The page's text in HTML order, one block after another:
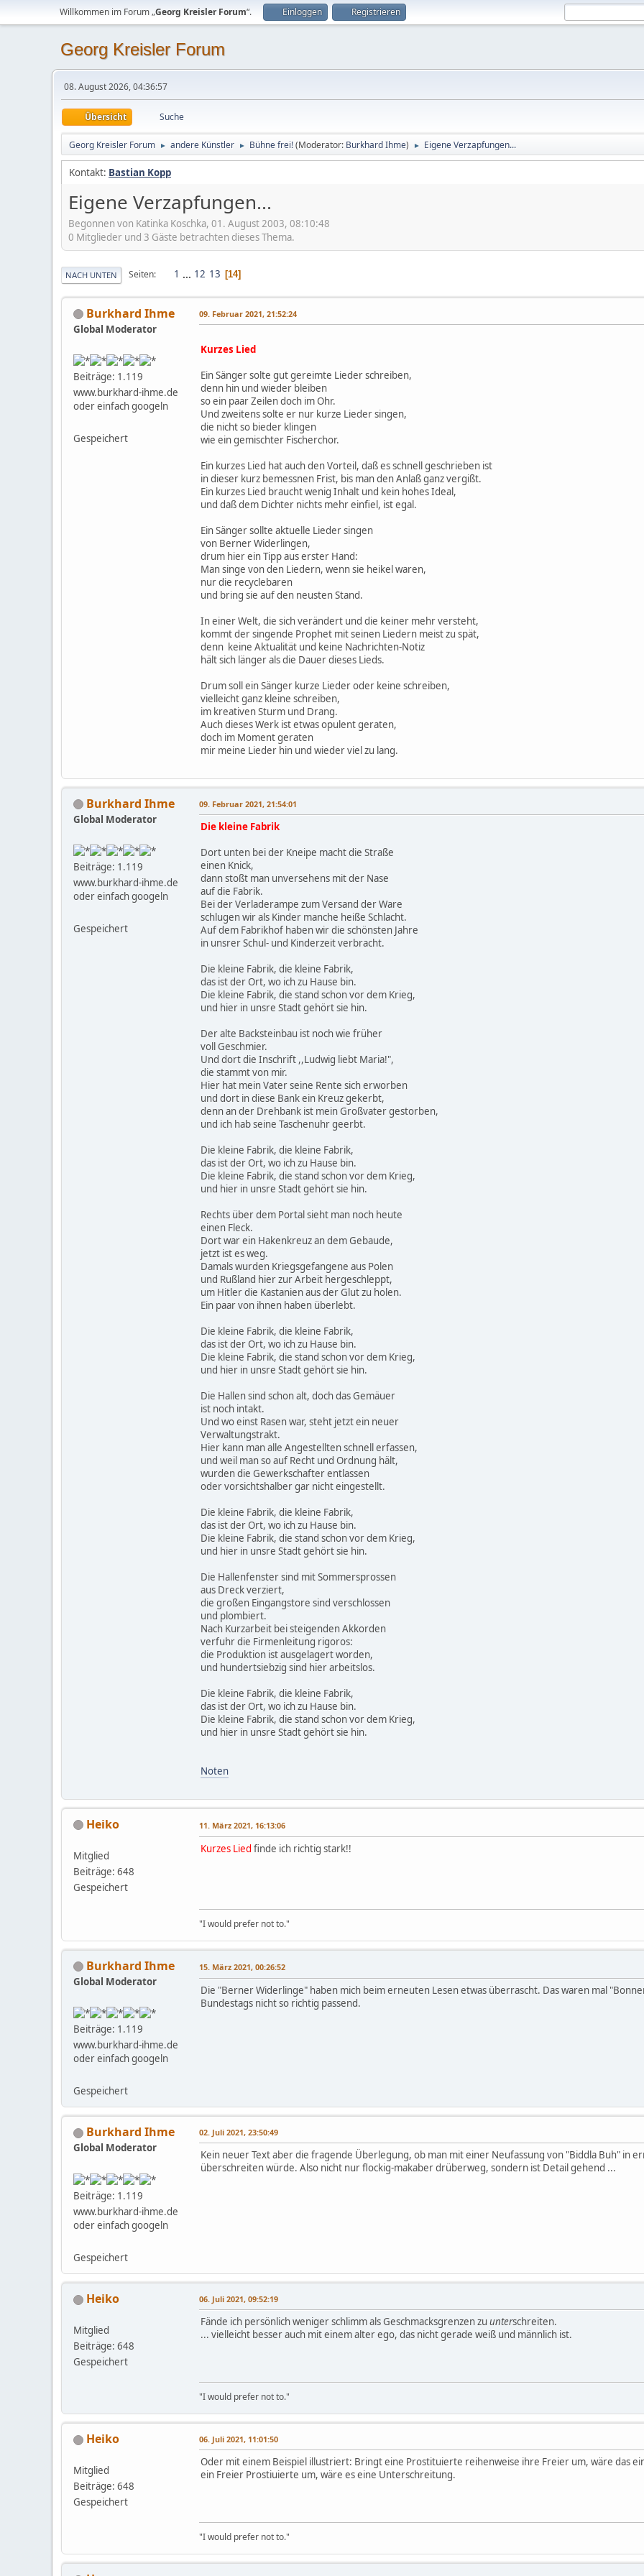
Willkommen im Forum „Georg Kreisler Forum“. Einloggen Registrieren
Georg Kreisler Forum
08. August 2026, 04:36:57
Übersicht Suche
Georg Kreisler Forum ► andere Künstler ► Bühne frei!(Moderator: Burkhard Ihme) ► Eigene Verzapfungen...
Kontakt: Bastian Kopp
Eigene Verzapfungen...
Begonnen von Katinka Koschka, 01. August 2003, 08:10:48
0 Mitglieder und 3 Gäste betrachten dieses Thema.
NACH UNTEN Seiten 1 ... 12 13 14
Burkhard Ihme
Global Moderator
Beiträge: 1.119
www.burkhard-ihme.de
oder einfach googeln
Gespeichert
09. Februar 2021, 21:52:24
Kurzes Lied
Ein Sänger solte gut gereimte Lieder schreiben,
denn hin und wieder bleiben
so ein paar Zeilen doch im Ohr.
Und zweitens solte er nur kurze Lieder singen,
die nicht so bieder klingen
wie ein gemischter Fischerchor.
Ein kurzes Lied hat auch den Vorteil, daß es schnell geschrieben ist
in dieser kurz bemessnen Frist, bis man den Anlaß ganz vergißt.
Ein kurzes Lied braucht wenig Inhalt und kein hohes Ideal,
und daß dem Dichter nichts mehr einfiel, ist egal.
Ein Sänger sollte aktuelle Lieder singen
von Berner Widerlingen,
drum hier ein Tipp aus erster Hand:
Man singe von den Liedern, wenn sie heikel waren,
nur die recyclebaren
und bring sie auf den neusten Stand.
In einer Welt, die sich verändert und die keiner mehr versteht,
kommt der singende Prophet mit seinen Liedern meist zu spät,
denn keine Aktualität und keine Nachrichten-Notiz
hält sich länger als die Dauer dieses Lieds.
Drum soll ein Sänger kurze Lieder oder keine schreiben,
vielleicht ganz kleine schreiben,
im kreativen Sturm und Drang.
Auch dieses Werk ist etwas opulent geraten,
doch im Moment geraten
mir meine Lieder hin und wieder viel zu lang.
Burkhard Ihme
Global Moderator
Beiträge: 1.119
www.burkhard-ihme.de
oder einfach googeln
Gespeichert
09. Februar 2021, 21:54:01
Die kleine Fabrik
Dort unten bei der Kneipe macht die Straße
einen Knick,
dann stoßt man unversehens mit der Nase
auf die Fabrik.
Bei der Verladerampe zum Versand der Ware
schlugen wir als Kinder manche heiße Schlacht.
Auf dem Fabrikhof haben wir die schönsten Jahre
in unsrer Schul- und Kinderzeit verbracht.
Die kleine Fabrik, die kleine Fabrik,
das ist der Ort, wo ich zu Hause bin.
Die kleine Fabrik, die stand schon vor dem Krieg,
und hier in unsre Stadt gehört sie hin.
Der alte Backsteinbau ist noch wie früher
voll Geschmier.
Und dort die Inschrift ,,Ludwig liebt Maria!",
die stammt von mir.
Hier hat mein Vater seine Rente sich erworben
und dort in diese Bank ein Kreuz gekerbt,
denn an der Drehbank ist mein Großvater gestorben,
und ich hab seine Taschenuhr geerbt.
Die kleine Fabrik, die kleine Fabrik,
das ist der Ort, wo ich zu Hause bin.
Die kleine Fabrik, die stand schon vor dem Krieg,
und hier in unsre Stadt gehört sie hin.
Rechts über dem Portal sieht man noch heute
einen Fleck.
Dort war ein Hakenkreuz an dem Gebaude,
jetzt ist es weg.
Damals wurden Kriegsgefangene aus Polen
und Rußland hier zur Arbeit hergeschleppt,
um Hitler die Kastanien aus der Glut zu holen.
Ein paar von ihnen haben überlebt.
Die kleine Fabrik, die kleine Fabrik,
das ist der Ort, wo ich zu Hause bin.
Die kleine Fabrik, die stand schon vor dem Krieg,
und hier in unsre Stadt gehört sie hin.
Die Hallen sind schon alt, doch das Gemäuer
ist noch intakt.
Und wo einst Rasen war, steht jetzt ein neuer
Verwaltungstrakt.
Hier kann man alle Angestellten schnell erfassen,
und weil man so auf Recht und Ordnung hält,
wurden die Gewerkschafter entlassen
oder vorsichtshalber gar nicht eingestellt.
Die kleine Fabrik, die kleine Fabrik,
das ist der Ort, wo ich zu Hause bin.
Die kleine Fabrik, die stand schon vor dem Krieg,
und hier in unsre Stadt gehört sie hin.
Die Hallenfenster sind mit Sommersprossen
aus Dreck verziert,
die großen Eingangstore sind verschlossen
und plombiert.
Nach Kurzarbeit bei steigenden Akkorden
verfuhr die Firmenleitung rigoros:
die Produktion ist ausgelagert worden,
und hundertsiebzig sind hier arbeitslos.
Die kleine Fabrik, die kleine Fabrik,
das ist der Ort, wo ich zu Hause bin.
Die kleine Fabrik, die stand schon vor dem Krieg,
und hier in unsre Stadt gehört sie hin.
Noten
Heiko
Mitglied
Beiträge: 648
Gespeichert
11. März 2021, 16:13:06
Kurzes Lied finde ich richtig stark!!
"I would prefer not to."
Burkhard Ihme
Global Moderator
Beiträge: 1.119
www.burkhard-ihme.de
oder einfach googeln
Gespeichert
15. März 2021, 00:26:52
Die "Berner Widerlinge" haben mich beim erneuten Lesen etwas überrascht. Das waren mal
Bundestags nicht so richtig passend.
Burkhard Ihme
Global Moderator
Beiträge: 1.119
www.burkhard-ihme.de
oder einfach googeln
Gespeichert
02. Juli 2021, 23:50:49
Kein neuer Text aber die fragende Überlegung, ob man mit einer Neufassung von "Biddla Buh" in
überschreiten würde. Also nicht nur flockig-makaber drüberweg, sondern ist Detail gehend ...
Heiko
Mitglied
Beiträge: 648
Gespeichert
06. Juli 2021, 09:52:19
Fände ich persönlich weniger schlimm als Geschmacksgrenzen zu unterschreiten.
... vielleicht besser auch mit einem alter ego, das nicht gerade weiß und männlich ist.
"I would prefer not to."
Heiko
Mitglied
Beiträge: 648
Gespeichert
06. Juli 2021, 11:01:50
Oder mit einem Beispiel illustriert: Bringt eine Prostituierte reihenweise ihre Freier um, wäre das
ein Freier Prostiuierte um, wäre es eine Unterschreitung.
"I would prefer not to."